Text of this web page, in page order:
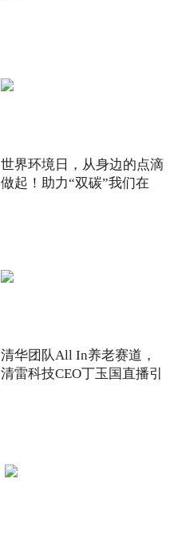
世界环境日，从身边的点滴
做起！助力“双碳”我们在
清华团队All In养老赛道，
清雷科技CEO丁玉国直播引